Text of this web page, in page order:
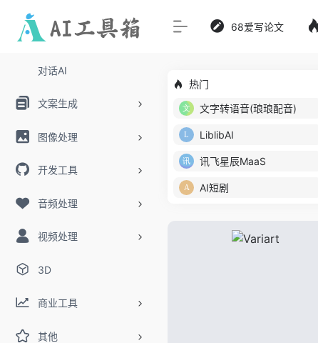
对话AI
文案生成
图像处理
开发工具
音频处理
视频处理
3D
商业工具
其他
68爱写论文
热门
文字转语音(琅琅配音)
LiblibAI
讯飞星辰MaaS
AI短剧